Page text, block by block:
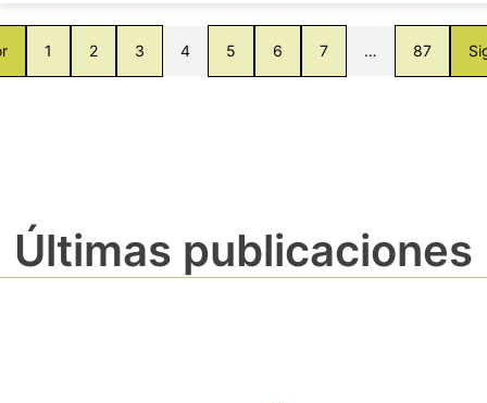
1 2 3 4 5 6 7 … 87
Últimas publicaciones